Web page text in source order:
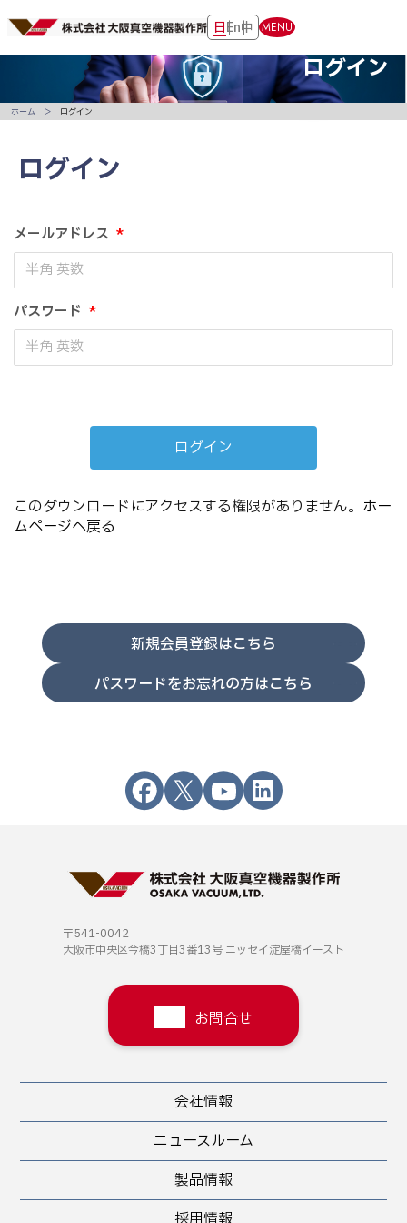
日En中 MENU
ログイン
ログイン
メールアドレス *
パスワード *
このダウンロードにアクセスする権限がありません。 ホー
ムページへ戻る
新規会員登録はこちら
パスワードをお忘れの方はこちら
ホーム ログイン
〒541-0042
大阪市中央区今橋3丁目3番13号 ニッセイ淀屋橋イースト
お問合せ
会社情報
ニュースルーム
製品情報